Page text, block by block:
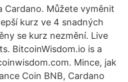
Cardano. Můžete vyměnit
kurz ve 4 snadných
se kurz nezmění. Live
BitcoinWisdom.io is a
Mince, jak
Coin BNB, Cardano